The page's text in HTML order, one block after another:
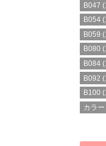
B047
B054
B059
B080
B084
B092
B100
カラ